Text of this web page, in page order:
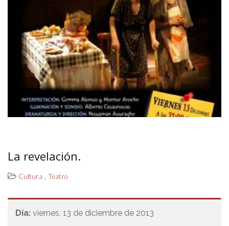
La revelación.
Cultura , Teatro
Día: viernes, 13 de diciembre de 2013